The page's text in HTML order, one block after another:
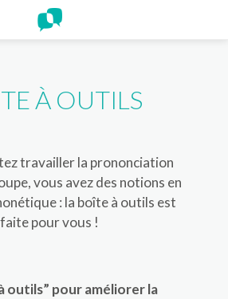
À OUTILS
travailler la prononciation
vous avez des notions en
: la boîte à outils est
faite pour vous !
outils” pour améliorer la